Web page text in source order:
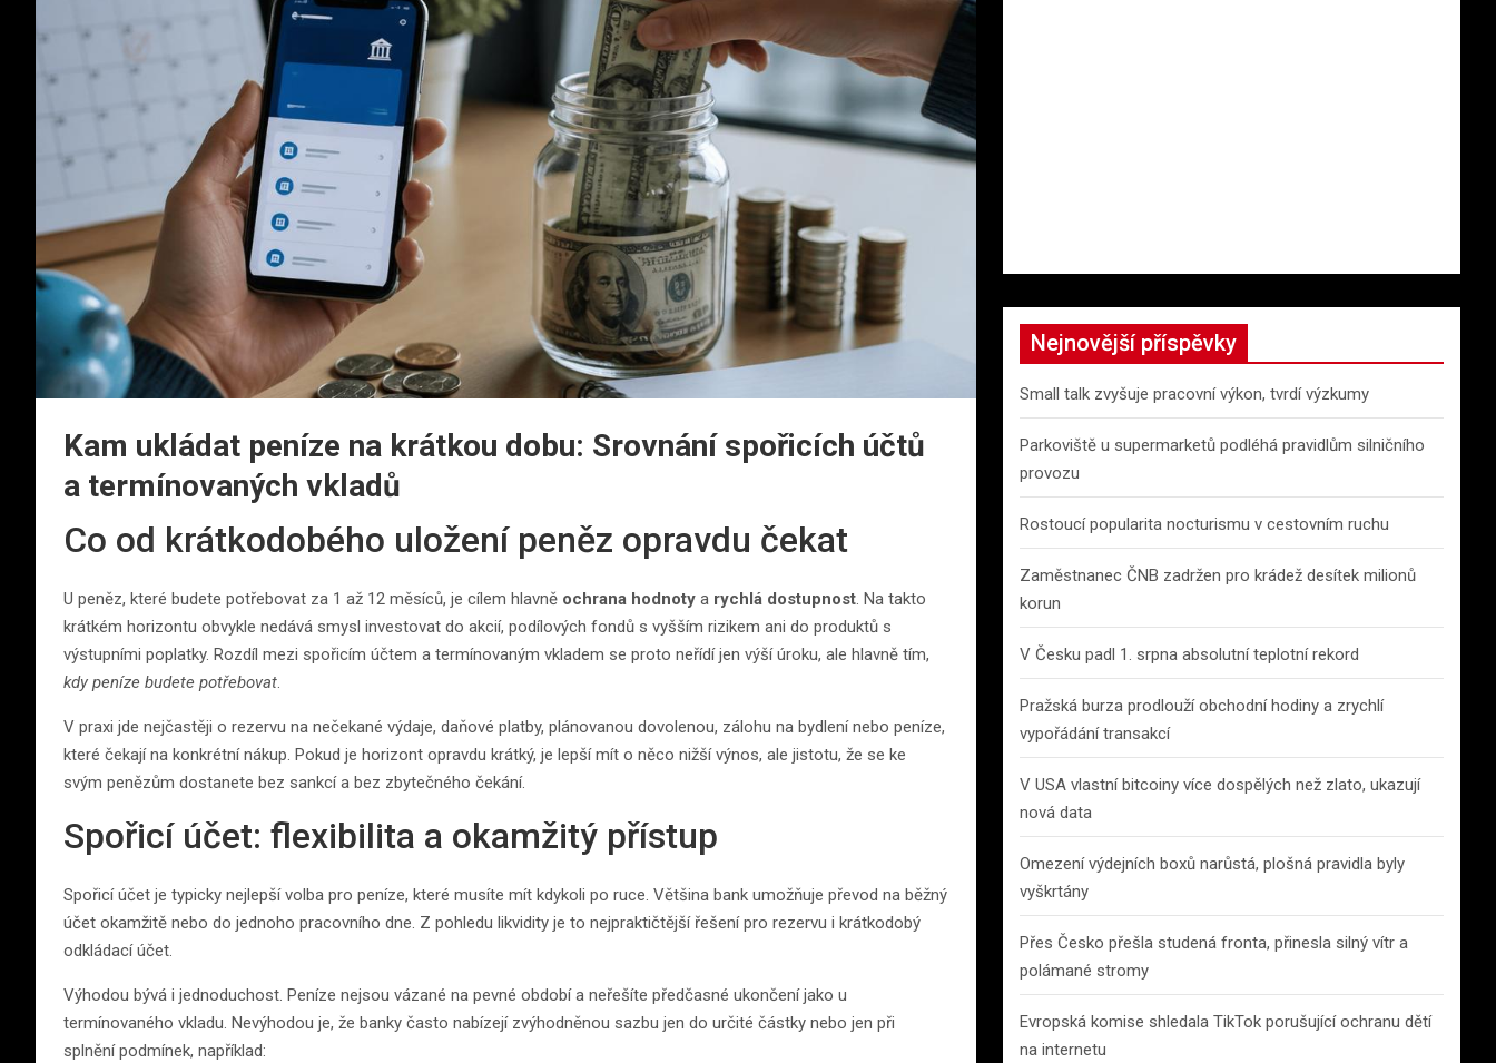
Kam ukládat peníze na krátkou dobu: Srovnání spořicích účtů
a termínovaných vkladů
Co od krátkodobého uložení peněz opravdu čekat
U peněz, které budete potřebovat za 1 až 12 měsíců, je cílem hlavně ochrana hodnoty a rychlá dostupnost. Na takto
krátkém horizontu obvykle nedává smysl investovat do akcií, podílových fondů s vyšším rizikem ani do produktů s
výstupními poplatky. Rozdíl mezi spořicím účtem a termínovaným vkladem se proto neřídí jen výší úroku, ale hlavně tím,
kdy peníze budete potřebovat.
V praxi jde nejčastěji o rezervu na nečekané výdaje, daňové platby, plánovanou dovolenou, zálohu na bydlení nebo peníze,
které čekají na konkrétní nákup. Pokud je horizont opravdu krátký, je lepší mít o něco nižší výnos, ale jistotu, že se ke
svým penězům dostanete bez sankcí a bez zbytečného čekání.
Spořicí účet: flexibilita a okamžitý přístup
Spořicí účet je typicky nejlepší volba pro peníze, které musíte mít kdykoli po ruce. Většina bank umožňuje převod na běžný
účet okamžitě nebo do jednoho pracovního dne. Z pohledu likvidity je to nejpraktičtější řešení pro rezervu i krátkodobý
odkládací účet.
Výhodou bývá i jednoduchost. Peníze nejsou vázané na pevné období a neřešíte předčasné ukončení jako u
termínovaného vkladu. Nevýhodou je, že banky často nabízejí zvýhodněnou sazbu jen do určité částky nebo jen při
splnění podmínek, například:
Nejnovější příspěvky
Small talk zvyšuje pracovní výkon, tvrdí výzkumy
Parkoviště u supermarketů podléhá pravidlům silničního
provozu
Rostoucí popularita nocturismu v cestovním ruchu
Zaměstnanec ČNB zadržen pro krádež desítek milionů
korun
V Česku padl 1. srpna absolutní teplotní rekord
Pražská burza prodlouží obchodní hodiny a zrychlí
vypořádání transakcí
V USA vlastní bitcoiny více dospělých než zlato, ukazují
nová data
Omezení výdejních boxů narůstá, plošná pravidla byly
vyškrtány
Přes Česko přešla studená fronta, přinesla silný vítr a
polámané stromy
Evropská komise shledala TikTok porušující ochranu dětí
na internetu